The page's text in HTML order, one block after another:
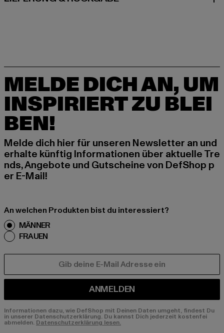
MELDE DICH AN, UM
INSPIRIERT ZU BLEI
BEN!
Melde dich hier für unseren Newsletter an und
erhalte künftig Informationen über aktuelle Tre
nds, Angebote und Gutscheine von DefShop p
er E-Mail!
An welchen Produkten bist du interessiert?
MÄNNER
FRAUEN
ANMELDEN
Informationen dazu, wie DefShop mit Deinen Daten umgeht, findest Du
in unserer Datenschutzerklärung. Du kannst Dich jederzeit kostenfei
abmelden. Datenschutzerklärung lesen.